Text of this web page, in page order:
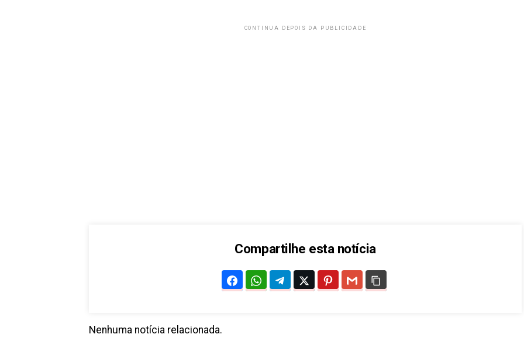
CONTINUA DEPOIS DA PUBLICIDADE
Compartilhe esta notícia
Nenhuma notícia relacionada.